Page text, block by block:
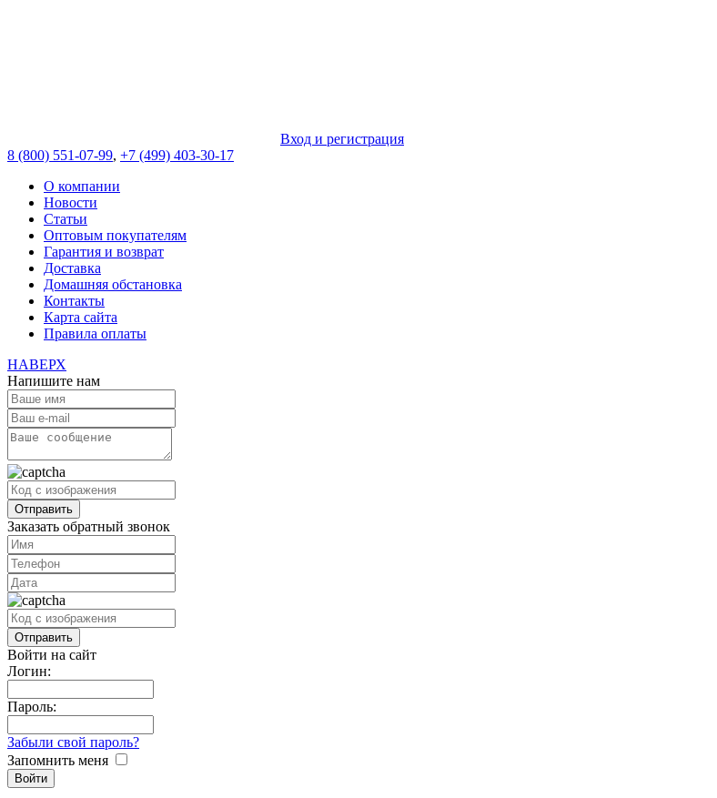
Вход и регистрация
8 (800) 551-07-99, +7 (499) 403-30-17
О компании
Новости
Статьи
Оптовым покупателям
Гарантия и возврат
Доставка
Домашняя обстановка
Контакты
Карта сайта
Правила оплаты
НАВЕРХ
Напишите нам
Заказать обратный звонок
Войти на сайт
Логин:
Пароль:
Забыли свой пароль?
Запомнить меня